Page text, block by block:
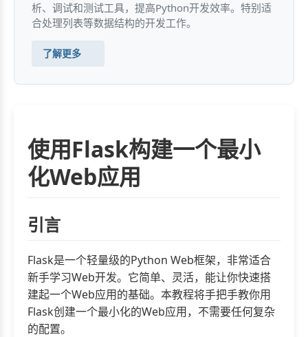
析、调试和测试工具，提高Python开发效率。特别适
合处理列表等数据结构的开发工作。
了解更多
使用Flask构建一个最小
化Web应用
引言
Flask是一个轻量级的Python Web框架，非常适合
新手学习Web开发。它简单、灵活，能让你快速搭
建起一个Web应用的基础。本教程将手把手教你用
Flask创建一个最小化的Web应用，不需要任何复杂
的配置。